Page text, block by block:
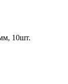
10шт.